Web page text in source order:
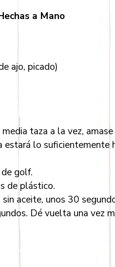
a Mano
ajo, picado)
taza a la vez,
lo suficientemente
golf.
de plástico.
aceite, unos 30
Dé vuelta una vez